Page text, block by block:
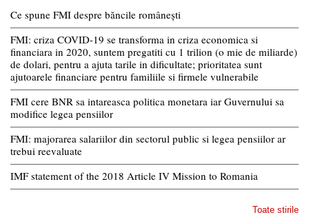
Ce spune FMI despre băncile românești
FMI: criza COVID-19 se transforma in criza economica si
financiara in 2020, suntem pregatiti cu 1 trilion (o mie de miliarde)
de dolari, pentru a ajuta tarile in dificultate; prioritatea sunt
ajutoarele financiare pentru familiile si firmele vulnerabile
FMI cere BNR sa intareasca politica monetara iar Guvernului sa
modifice legea pensiilor
FMI: majorarea salariilor din sectorul public si legea pensiilor ar
trebui reevaluate
IMF statement of the 2018 Article IV Mission to Romania
Toate stirile